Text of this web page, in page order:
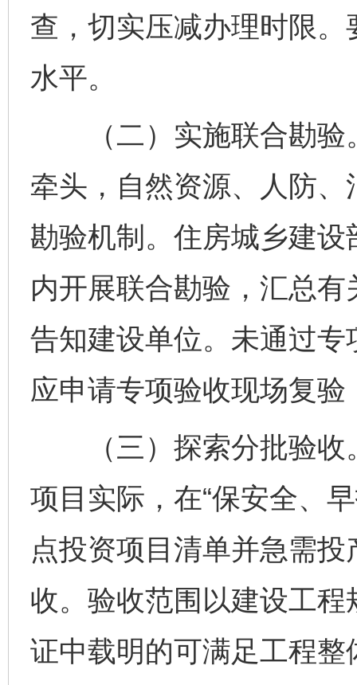
查，切实压减办理时限
水平。
（二）实施联合勘验
牵头，自然资源、人防
勘验机制。住房城乡建
内开展联合勘验，汇总
告知建设单位。未通过
应申请专项验收现场复
（三）探索分批验收
项目实际，在“保安全、
点投资项目清单并急需
收。验收范围以建设工
证中载明的可满足工程